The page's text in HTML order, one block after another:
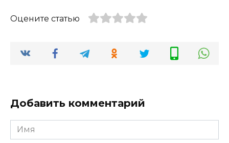
Оцените статью
Добавить комментарий
Имя
*